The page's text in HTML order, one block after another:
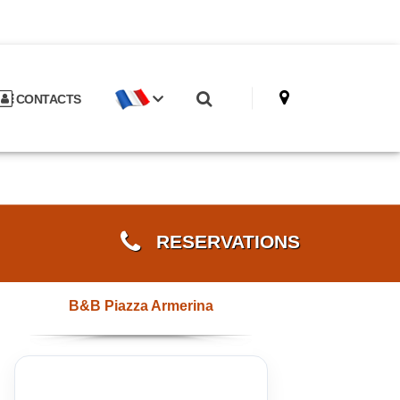
CONTACTS
RESERVATIONS
B&B Piazza Armerina